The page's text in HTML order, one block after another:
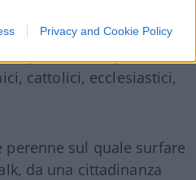
Privacy and Cookie Policy
i loro pretesti
cattolici, ecclesiastici,
perenne sul quale surfare
da una cittadinanza